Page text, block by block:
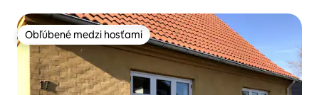
Obľúbené medzi hosťami
Obľúbené medzi hosťami